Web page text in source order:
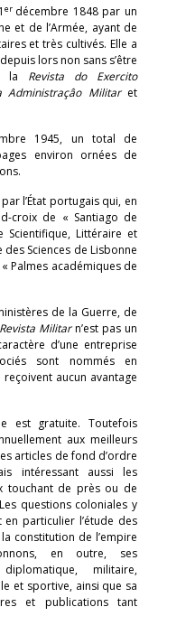
er décembre 1848 par un
et de l’Armée, ayant de
et très cultivés. Elle a
lors non sans s’être
la Revista do Exercito
Administraçâo Militar et
1945, un total de
environ ornées de
l’État portugais qui, en
croix de « Santiago de
Scientifique, Littéraire et
Sciences de Lisbonne
Palmes académiques de
de la Guerre, de
Revista Militarn’est pas un
d’une entreprise
sont nommés en
aucun avantage
est gratuite. Toutefois
aux meilleurs
articles de fond d’ordre
intéressant aussi les
touchant de près ou de
questions coloniales y
particulier l’étude des
constitution de l’empire
en outre, ses
militaire,
et sportive, ainsi que sa
et publications tant